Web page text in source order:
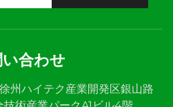
合わせ
州ハイテク産業開発区銀山路